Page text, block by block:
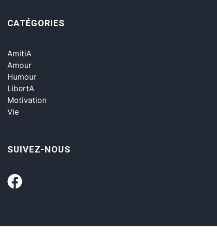
CATÉGORIES
AmitiA
Amour
Humour
LibertA
Motivation
Vie
SUIVEZ-NOUS